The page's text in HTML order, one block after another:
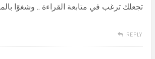
تجعلك ترغب في متابعة القراءة .. وشغوًا
REPLY